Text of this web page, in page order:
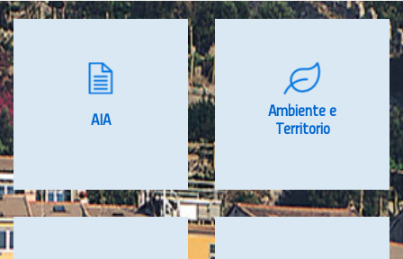
AIA
Ambiente e
Territorio